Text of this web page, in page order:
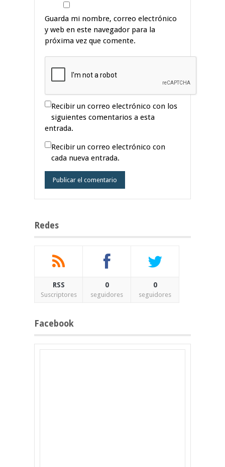
Guarda mi nombre, correo electrónico
y web en este navegador para la
próxima vez que comente.
Recibir un correo electrónico con los
siguientes comentarios a esta
entrada.
Recibir un correo electrónico con
cada nueva entrada.
Redes
RSS
Suscriptores
0
seguidores
0
seguidores
Facebook